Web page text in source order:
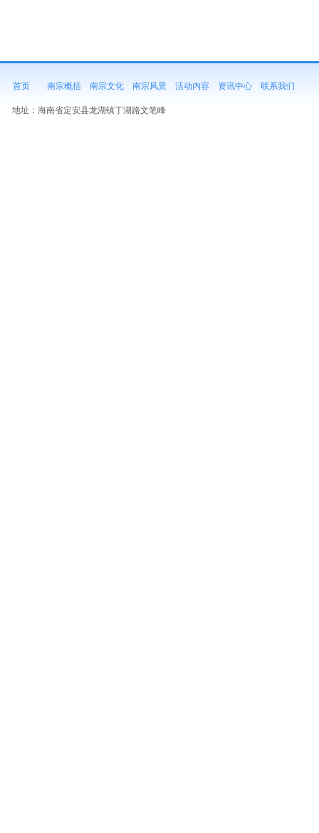
地址： 海南省定安县龙湖镇丁湖路文笔峰
首页 南宗概括 南宗文化 南宗风景 活动内容 资讯中心 联系我们